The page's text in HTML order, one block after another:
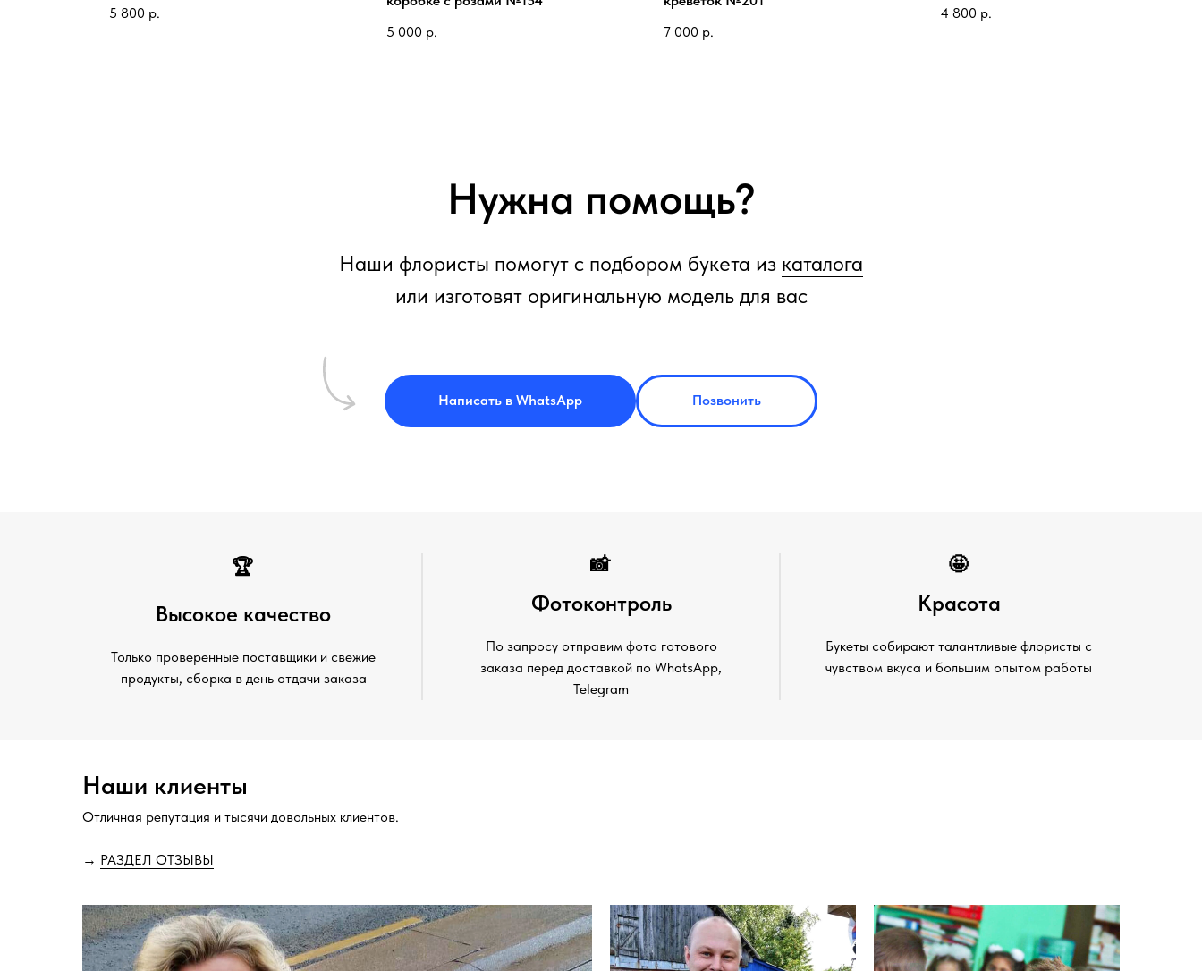
5 800 р.
5 000 р.
7 000 р.
4 800 р.
Нужна помощь?
Наши флористы помогут с подбором букета из каталога
или изготовят оригинальную модель для вас
Написать в WhatsApp Позвонить
🏆
Высокое качество
Только проверенные поставщики и свежие
продукты, сборка в день отдачи заказа
📸
Фотоконтроль
По запросу отправим фото готового
заказа перед доставкой по WhatsApp,
Telegram
🤩
Красота
Букеты собирают талантливые флористы с
чувством вкуса и большим опытом работы
Наши клиенты
Отличная репутация и тысячи довольных клиентов.
→ РАЗДЕЛ ОТЗЫВЫ